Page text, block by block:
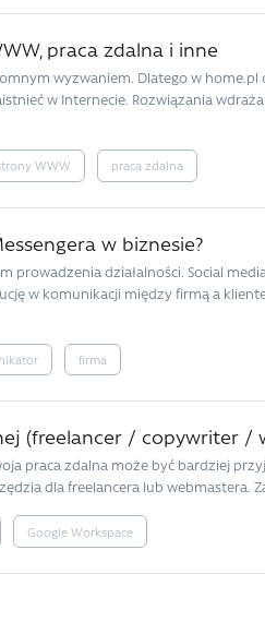
praca zdalna i inne
wyzwaniem. Dlatego w home.pl
w Internecie. Rozwiązania
WWW praca zdalna
w biznesie?
prowadzenia działalności. Social
w komunikacji między firmą a
firma
(freelancer / copywriter /
praca zdalna może być bardziej
dla freelancera lub webmastera.
Google Workspace